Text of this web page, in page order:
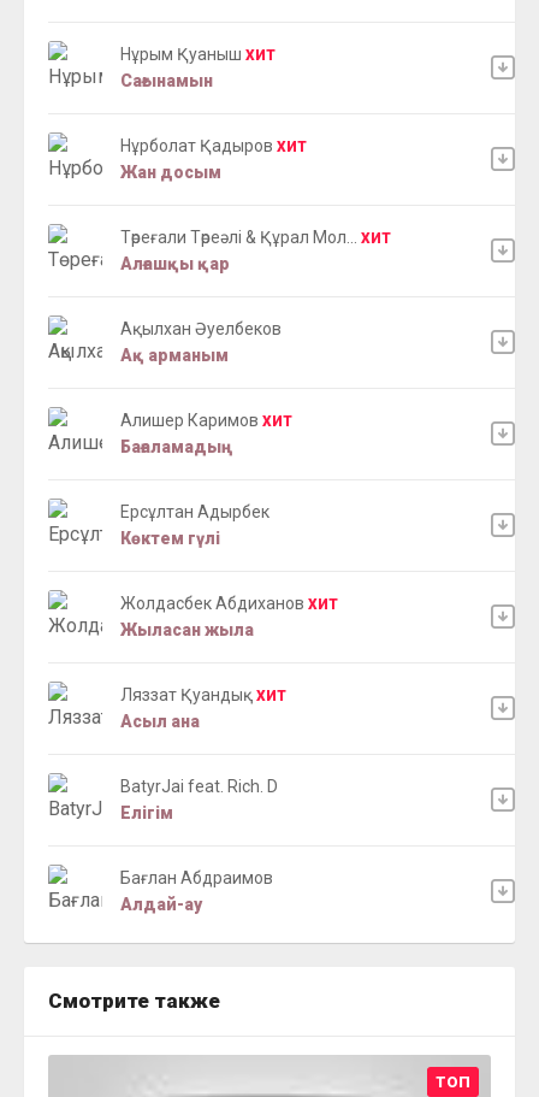
Нұрым Қуаныш ХИТ
Сағынамын
Нұрболат Қадыров ХИТ
Жан досым
Төреғали Төреәлі & Құрал Мол... ХИТ
Алғашқы қар
Ақылхан Әуелбеков
Ақ арманым
Алишер Каримов ХИТ
Бағаламадың
Ерсұлтан Адырбек
Көктем гүлі
Жолдасбек Абдиханов ХИТ
Жыласан жыла
Ляззат Қуандық ХИТ
Асыл ана
BatyrJai feat. Rich. D
Елігім
Бағлан Абдраимов
Алдай-ау
Смотрите также
ТОП